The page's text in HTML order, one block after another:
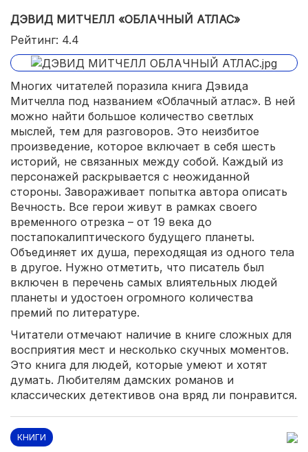
ДЭВИД МИТЧЕЛЛ «ОБЛАЧНЫЙ АТЛАС»
Рейтинг: 4.4
Многих читателей поразила книга Дэвида
Митчелла под названием «Облачный атлас». В ней
можно найти большое количество светлых
мыслей, тем для разговоров. Это неизбитое
произведение, которое включает в себя шесть
историй, не связанных между собой. Каждый из
персонажей раскрывается с неожиданной
стороны. Завораживает попытка автора описать
Вечность. Все герои живут в рамках своего
временного отрезка – от 19 века до
постапокалиптического будущего планеты.
Объединяет их душа, переходящая из одного тела
в другое. Нужно отметить, что писатель был
включен в перечень самых влиятельных людей
планеты и удостоен огромного количества
премий по литературе.
Читатели отмечают наличие в книге сложных для
восприятия мест и несколько скучных моментов.
Это книга для людей, которые умеют и хотят
думать. Любителям дамских романов и
классических детективов она вряд ли понравится.
КНИГИ